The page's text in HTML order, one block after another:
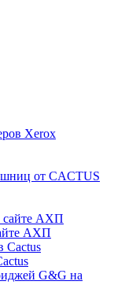
Xerox
от CACTUS
АХП